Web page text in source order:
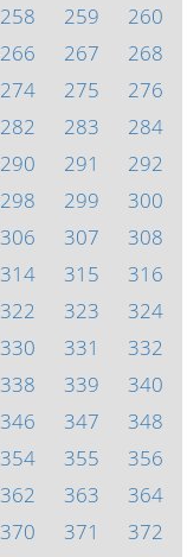
258 259
260
266 267
268
274 275
276
282 283
284
290 291
292
298 299
300
306 307
308
314 315
316
322 323
324
330 331
332
338 339
340
346 347
348
354 355
356
362 363
364
370 371
372